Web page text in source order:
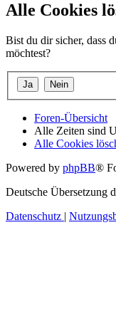
Alle Cookies
Bist du dir sicher, dass
möchtest?
Foren-Übersicht
Alle Zeiten sind
Alle Cookies
Powered by phpBB®
Deutsche Übersetzung
Datenschutz |